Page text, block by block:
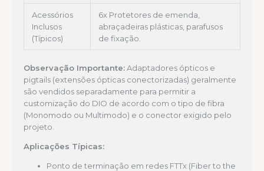
Acessórios
Inclusos
(Típicos)
6x Protetores de emenda,
abraçadeiras plásticas, parafusos
de fixação.
Observação Importante:Adaptadores ópticos e
pigtails (extensões ópticas conectorizadas) geralmente
são vendidos separadamente para permitir a
customização do DIO de acordo com o tipo de fibra
(Monomodo ou Multimodo) e o conector exigido pelo
projeto.
Aplicações Típicas:
Ponto de terminação em redes FTTx (Fiber to the